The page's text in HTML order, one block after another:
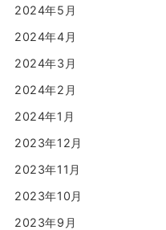
2024年5月
2024年4月
2024年3月
2024年2月
2024年1月
2023年12月
2023年11月
2023年10月
2023年9月